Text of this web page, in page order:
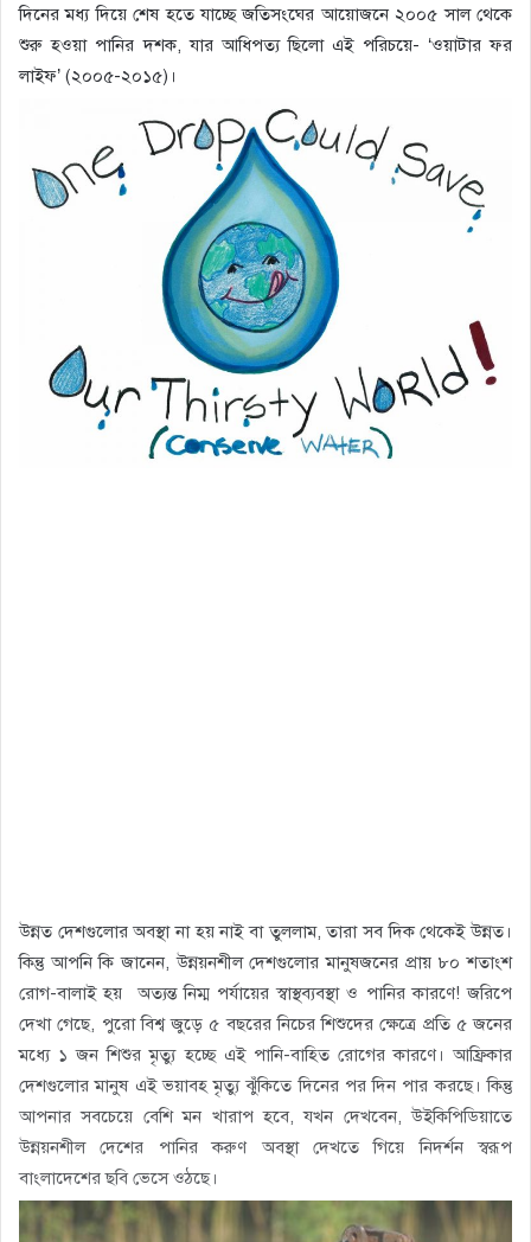
দিনের মধ্য দিয়ে শেষ হতে যাচ্ছে জতিসংঘের আয়োজনে ২০০৫ সাল থেকে
শুরু হওয়া পানির দশক, যার আধিপত্য ছিলো এই পরিচয়ে- ‘ওয়াটার ফর
লাইফ’ (২০০৫-২০১৫)।
উন্নত দেশগুলোর অবস্থা না হয় নাই বা তুললাম, তারা সব দিক থেকেই উন্নত।
কিন্তু আপনি কি জানেন, উন্নয়নশীল দেশগুলোর মানুষজনের প্রায় ৮০ শতাংশ
রোগ-বালাই হয় অত্যন্ত নিম্ম পর্যায়ের স্বাস্থব্যবস্থা ও পানির কারণে! জরিপে
দেখা গেছে, পুরো বিশ্ব জুড়ে ৫ বছরের নিচের শিশুদের ক্ষেত্রে প্রতি ৫ জনের
মধ্যে ১ জন শিশুর মৃত্যু হচ্ছে এই পানি-বাহিত রোগের কারণে। আফ্রিকার
দেশগুলোর মানুষ এই ভয়াবহ মৃত্যু ঝুঁকিতে দিনের পর দিন পার করছে। কিন্তু
আপনার সবচেয়ে বেশি মন খারাপ হবে, যখন দেখবেন, উইকিপিডিয়াতে
উন্নয়নশীল দেশের পানির করুণ অবস্থা দেখতে গিয়ে নিদর্শন স্বরূপ
বাংলাদেশের ছবি ভেসে ওঠছে।